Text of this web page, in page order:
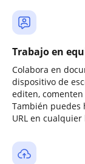
Trabajo en
Colabora en
dispositivo de
editen,
También
URL en cualquier